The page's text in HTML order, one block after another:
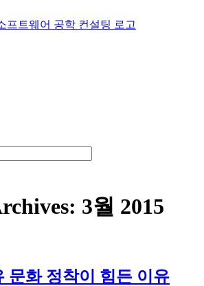
3월 2015
문화 정착이 힘든 이유